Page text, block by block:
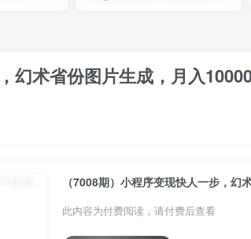
幻术省份图片生成，月入
（7008期）小程序变现快人一步，幻
此内容为付费阅读，请付费后查看